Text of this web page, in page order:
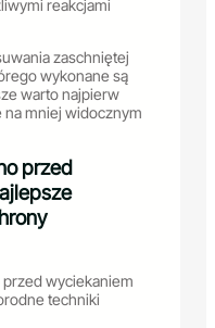
reakcjami
zaschniętej
wykonane są
warto najpierw
mniej widocznym
przed
wyciekaniem
techniki